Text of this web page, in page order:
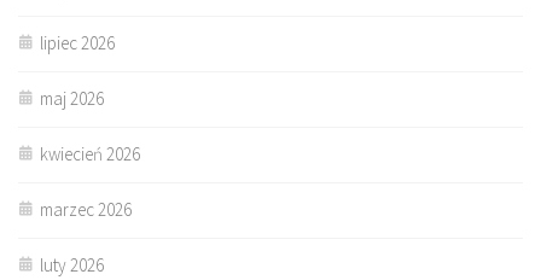
lipiec 2026
maj 2026
kwiecień 2026
marzec 2026
luty 2026